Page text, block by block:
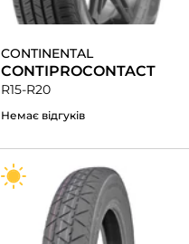
CONTINENTAL
CONTIPROCONTACT
R15-R20
Немає відгуків